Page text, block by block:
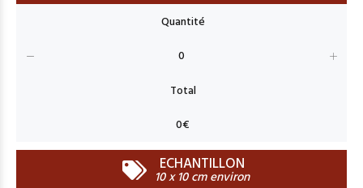
ECHANTILLON
10 x 10 cm environ